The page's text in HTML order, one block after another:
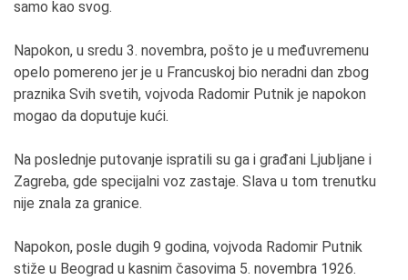
samo kao svog.
Napokon, u sredu 3. novembra, pošto je u međuvremenu
opelo pomereno jer je u Francuskoj bio neradni dan zbog
praznika Svih svetih, vojvoda Radomir Putnik je napokon
mogao da doputuje kući.
Na poslednje putovanje ispratili su ga i građani Ljubljane i
Zagreba, gde specijalni voz zastaje. Slava u tom trenutku
nije znala za granice.
Napokon, posle dugih 9 godina, vojvoda Radomir Putnik
stiže u Beograd u kasnim časovima 5. novembra 1926.